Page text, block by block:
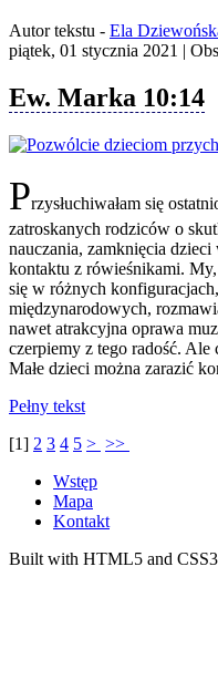
Autor tekstu - Ela
piątek, 01 stycznia 2021 |
Ew. Marka 10:14
Przysłuchiwałam się
zatroskanych rodziców o
nauczania, zamknięcia dzieci
kontaktu z rówieśnikami.
się w różnych
międzynarodowych,
nawet atrakcyjna oprawa
czerpiemy z tego radość. Ale
Małe dzieci można zarazić
Pełny tekst
[1] 2 3 4 5 > >>
Wstęp
Mapa
Kontakt
Built with HTML5 and CSS3